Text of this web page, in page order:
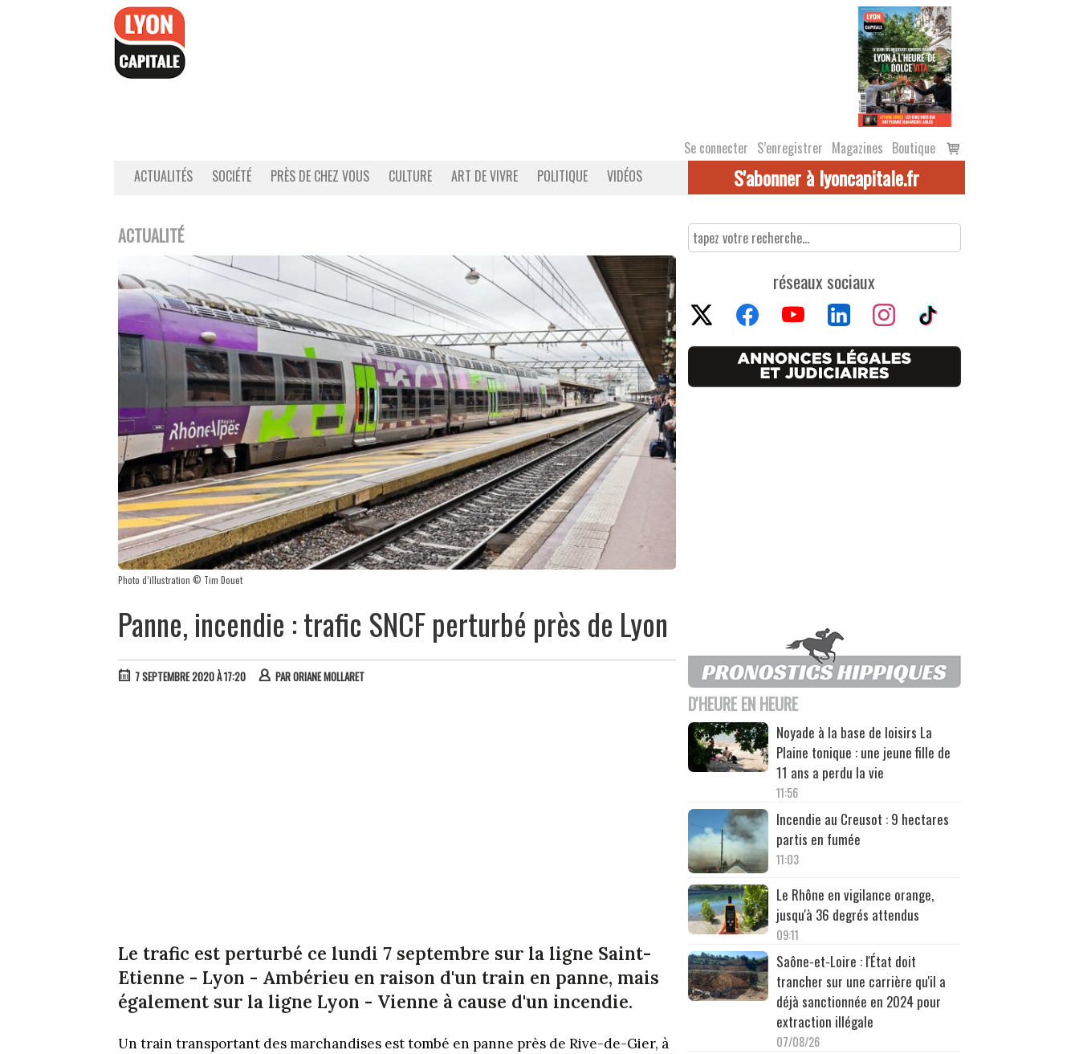
Se connecter S’enregistrer Magazines Boutique
Voir
le
ACTUALITÉS SOCIÉTÉ PRÈS DE CHEZ VOUS CULTURE ART DE VIVRE POLITIQUE VIDÉOS S'abonner à lyoncapitale.fr
ACTUALITÉ
Photo d’illustration © Tim Douet
Panne, incendie : trafic SNCF perturbé près de Lyon
7 SEPTEMBRE 2020 À 17:20 PARORIANE MOLLARET
Le trafic est perturbé ce lundi 7 septembre sur la ligne Saint-
Etienne - Lyon - Ambérieu en raison d'un train en panne, mais
également sur la ligne Lyon - Vienne à cause d'un incendie.
Un train transportant des marchandises est tombé en panne près de Rive-de-Gier, à
réseaux sociaux
D'HEURE EN HEURE
Noyade à la base de loisirs La
Plaine tonique : une jeune fille de
11 ans a perdu la vie
11:56
Incendie au Creusot : 9 hectares
partis en fumée
11:03
Le Rhône en vigilance orange,
jusqu'à 36 degrés attendus
09:11
Saône-et-Loire : l'État doit
trancher sur une carrière qu'il a
déjà sanctionnée en 2024 pour
extraction illégale
07/08/26